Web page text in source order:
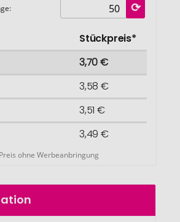
Stückpreis*
3,70 €
3,58 €
3,51 €
3,49 €
ohne Werbeanbringung